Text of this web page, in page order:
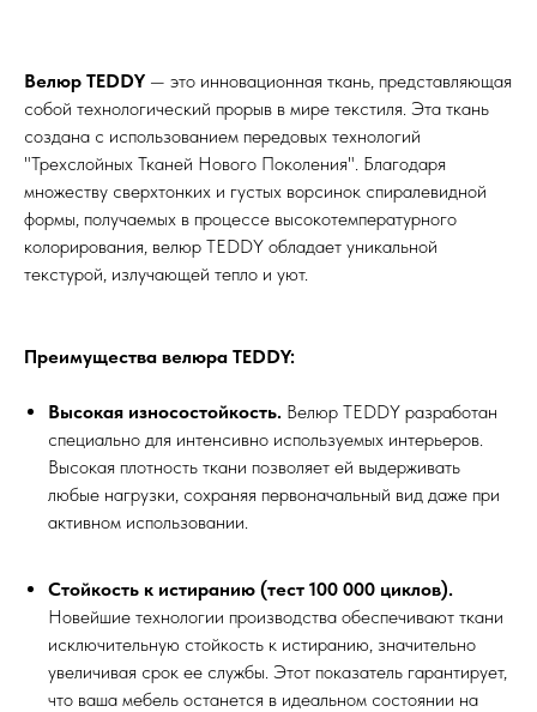
Велюр TEDDY — это инновационная ткань, представляющая
собой технологический прорыв в мире текстиля. Эта ткань
создана с использованием передовых технологий
"Трехслойных Тканей Нового Поколения". Благодаря
множеству сверхтонких и густых ворсинок спиралевидной
формы, получаемых в процессе высокотемпературного
колорирования, велюр TEDDY обладает уникальной
текстурой, излучающей тепло и уют.
Преимущества велюра TEDDY:
Высокая износостойкость. Велюр TEDDY разработан
специально для интенсивно используемых интерьеров.
Высокая плотность ткани позволяет ей выдерживать
любые нагрузки, сохраняя первоначальный вид даже при
активном использовании.
Стойкость к истиранию (тест 100 000 циклов).
Новейшие технологии производства обеспечивают ткани
исключительную стойкость к истиранию, значительно
увеличивая срок ее службы. Этот показатель гарантирует,
что ваша мебель останется в идеальном состоянии на